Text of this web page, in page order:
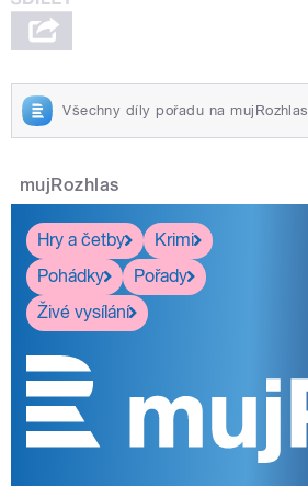
Všechny díly pořadu na mujRozhlas
mujRozhlas
Hry a četby
Krimi
Pohádky
Pořady
Živé vysílání